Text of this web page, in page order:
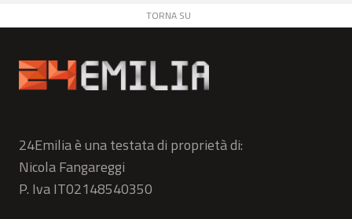
TORNA SU
24Emilia è una testata di proprietà di:
Nicola Fangareggi
P. Iva IT02148540350